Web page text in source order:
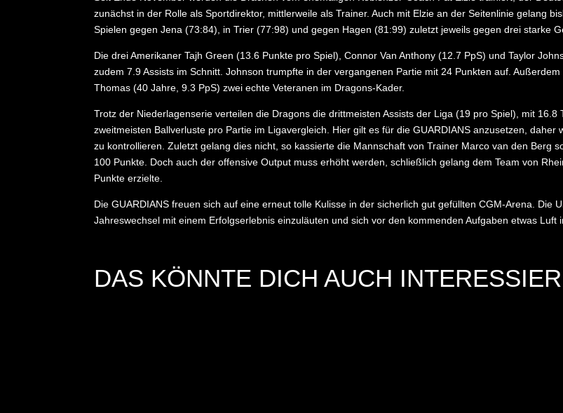
zunächst in der Rolle als Sportdirektor, mittlerweile als Trainer. Auch mit Elzie an der Seitenlinie gelang
Spielen gegen Jena (73:84), in Trier (77:98) und gegen Hagen (81:99) zuletzt jeweils gegen drei starke
Die drei Amerikaner Tajh Green (13.6 Punkte pro Spiel), Connor Van Anthony (12.7 PpS) und Taylor
zudem 7.9 Assists im Schnitt. Johnson trumpfte in der vergangenen Partie mit 24 Punkten auf.
Thomas (40 Jahre, 9.3 PpS) zwei echte Veteranen im Dragons-Kader.
Trotz der Niederlagenserie verteilen die Dragons die drittmeisten Assists der Liga (19 pro Spiel), mit
zweitmeisten Ballverluste pro Partie im Ligavergleich. Hier gilt es für die GUARDIANS anzusetzen,
zu kontrollieren. Zuletzt gelang dies nicht, so kassierte die Mannschaft von Trainer Marco van den Berg
100 Punkte. Doch auch der offensive Output muss erhöht werden, schließlich gelang dem Team von
Punkte erzielte.
Die GUARDIANS freuen sich auf eine erneut tolle Kulisse in der sicherlich gut gefüllten CGM-Arena. Die
Jahreswechsel mit einem Erfolgserlebnis einzuläuten und sich vor den kommenden Aufgaben etwas Luft
DAS KÖNNTE DICH AUCH